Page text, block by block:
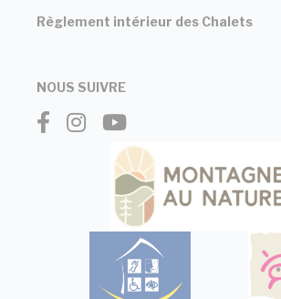
Règlement intérieur des Chalets
NOUS SUIVRE